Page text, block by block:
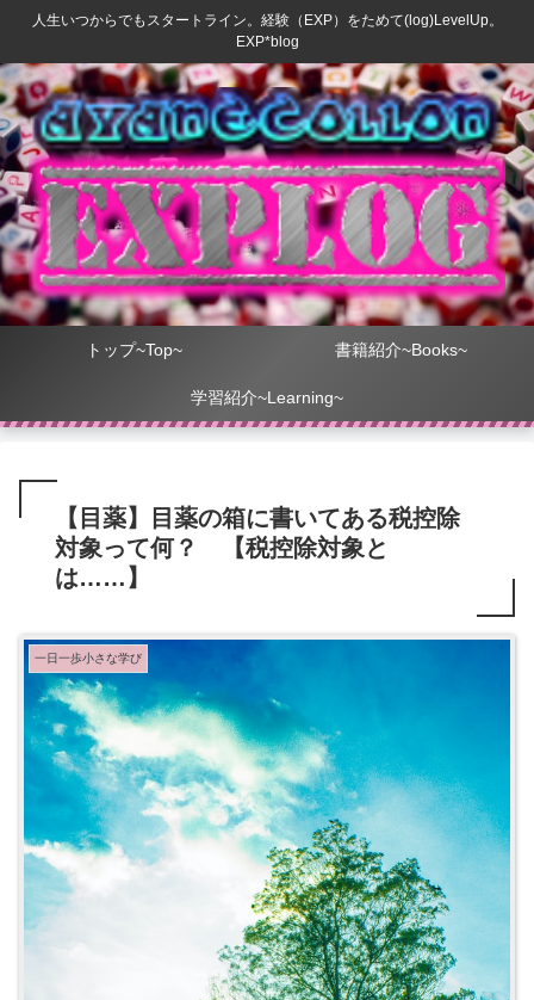
人生いつからでもスタートライン。経験（EXP）をためて(log)LevelUp。
EXP*blog
トップ~Top~ 書籍紹介~Books~
学習紹介~Learning~
【目薬】目薬の箱に書いてある税控除
対象って何？ 【税控除対象と
は……】
一日一歩小さな学び